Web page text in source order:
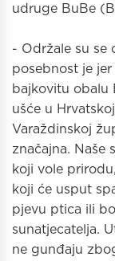
udruge BuBe
- Održale su se
posebnost je
bajkovitu obalu
ušće u
Varaždinskoj
značajna. Naše
koji vole
koji će usput
pjevu ptica ili
sunatjecatelja.
ne gunđaju